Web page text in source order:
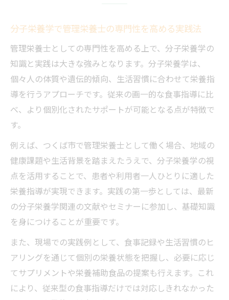
管理栄養士が分子栄養学で広げる指導の可
能性
道
管理栄養士を目指す学び方と分子栄養学の
つくば市で管理栄養士を学ぶ最適な進路選
ットとは
学びやすさで選ぶ管理栄養士への道と現実
的な選択肢
管理栄養士を目指す上で分子栄養学が役立
つ理由
分子栄養学と管理栄養士で広がるキャリアの可
管理栄養士のキャリアを分子栄養学で拡張
する発想
分子栄養学で管理栄養士の専門性を高める実践法
管理栄養士としての専門性を高める上で、分子栄養学の
知識と実践は大きな強みとなります。分子栄養学は、
個々人の体質や遺伝的傾向、生活習慣に合わせて栄養指
導を行うアプローチです。従来の画一的な食事指導に比
べ、より個別化されたサポートが可能となる点が特徴で
す。
例えば、つくば市で管理栄養士として働く場合、地域の
健康課題や生活背景を踏まえたうえで、分子栄養学の視
点を活用することで、患者や利用者一人ひとりに適した
栄養指導が実現できます。実践の第一歩としては、最新
の分子栄養学関連の文献やセミナーに参加し、基礎知識
を身につけることが重要です。
また、現場での実践例として、食事記録や生活習慣のヒ
アリングを通じて個別の栄養状態を把握し、必要に応じ
てサプリメントや栄養補助食品の提案も行えます。これ
により、従来型の食事指導だけでは対応しきれなかった